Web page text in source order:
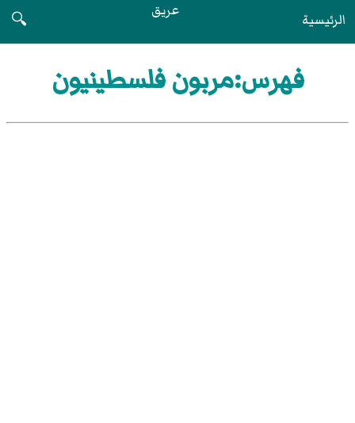
الرئيسية عريق
🔍
فهرس:مربون فلسطينيون